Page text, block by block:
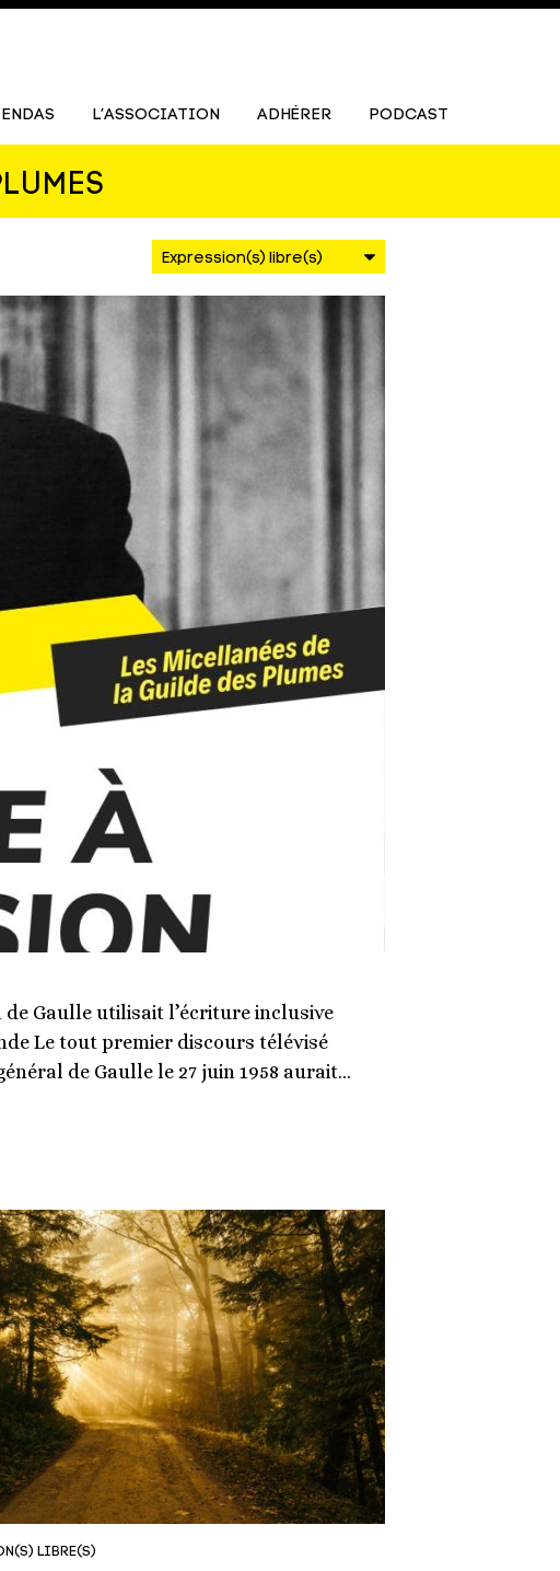
L’ASSOCIATION ADHÉRER PODCAST
de Gaulle utilisait l’écriture inclusive
Le tout premier discours télévisé
de Gaulle le 27 juin 1958 aurait…
LIBRE(S)